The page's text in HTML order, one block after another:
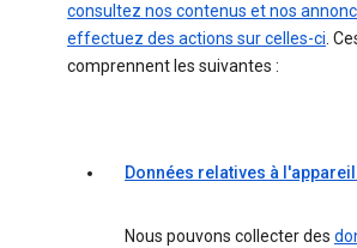
consultez nos contenus et nos
effectuez des actions sur celles-ci.
comprennent les suivantes :
Données relatives à
Nous pouvons collecter des